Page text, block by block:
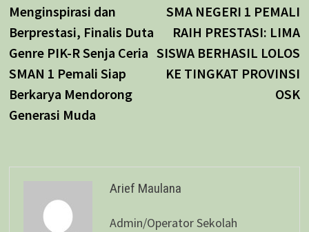
pos
post:
Menginspirasi dan
Berprestasi, Finalis Duta
Genre PIK-R Senja Ceria
SMAN 1 Pemali Siap
Berkarya Mendorong
Generasi Muda
SMA NEGERI 1 PEMALI
RAIH PRESTASI: LIMA
SISWA BERHASIL LOLOS
KE TINGKAT PROVINSI
OSK
Arief Maulana
Admin/Operator Sekolah